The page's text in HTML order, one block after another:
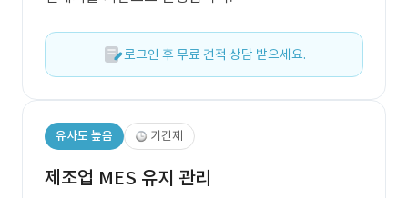
로그인 후 무료 견적 상담 받으세요.
유사도 높음 기간제
제조업 MES 유지 관리